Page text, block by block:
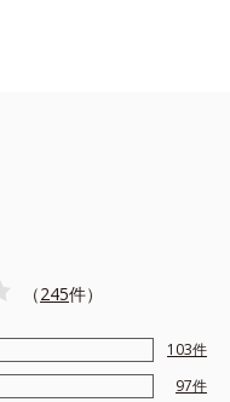
ーが起こらないという
（245件）
103件
97件